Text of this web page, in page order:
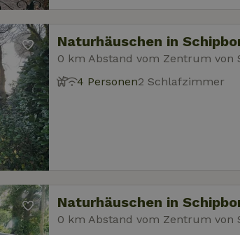
Naturhäuschen in
0 km Abstand vom Zentrum von
4 Personen2 Schlafzimmer
Naturhäuschen in
0 km Abstand vom Zentrum von